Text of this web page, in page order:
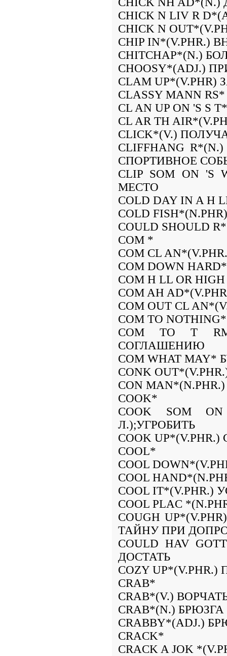
CHICK N LIV R
CHICK N
CHIP IN*(V.PHR.)
CHITCHAP*(N.)
CHOOSY*(ADJ.)
CLAM
CLASSY MANN
CL AN UP ON 'S
CL AR TH
CLICK*(V.)
CLIFFHANG
СПОРТИВНОЕ
CLIP SOM ON 'S
МЕСТО
COLD DAY IN A H
COLD
COULD SHOULD
COM *
COM CL
COM DOWN
COM H LL OR
COM AH
COM OUT CL
COM TO
COM TO T
СОГЛАШЕНИЮ
COM WHAT MAY*
CONK
CON
COOK*
COOK SOM
Л.);УГРОБИТЬ
COOK
COOL*
COOL
COOL
COOL
COOL PLAC
COUGH
ТАЙНУ ПРИ
COULD HAV
ДОСТАТЬ
COZY
CRAB*
CRAB*(V.)
CRAB*(N.) БРЮЗГА
CRABBY*(ADJ.)
CRACK*
CRACK A JOK